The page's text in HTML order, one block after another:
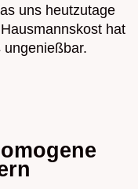
uns heutzutage
hat